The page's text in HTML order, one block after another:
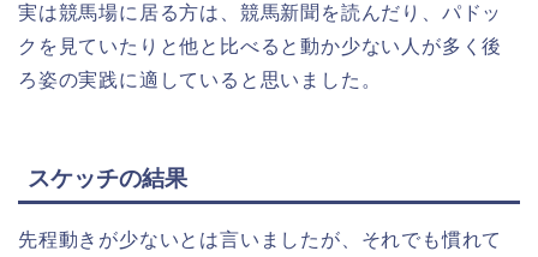
実は競馬場に居る方は、競馬新聞を読んだり、パドッ
クを見ていたりと他と比べると動か少ない人が多く後
ろ姿の実践に適していると思いました。
スケッチの結果
先程動きが少ないとは言いましたが、それでも慣れて